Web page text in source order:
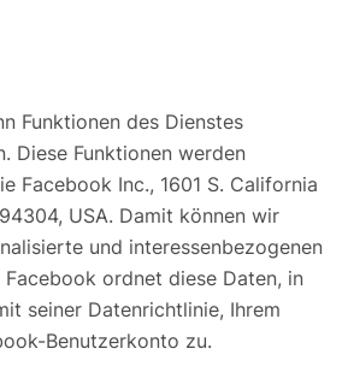
Funktionen des Dienstes
Diese Funktionen werden
Facebook Inc., 1601 S. California
USA. Damit können wir
und interessenbezogenen
Facebook ordnet diese Daten, in
seiner Datenrichtlinie, Ihrem
Benutzerkonto zu.